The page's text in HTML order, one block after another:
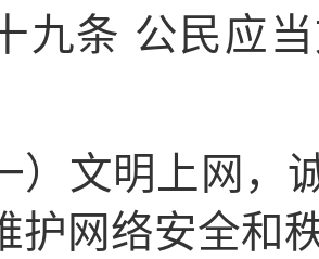
条 公民应
文明上网，诚
护网络安全和